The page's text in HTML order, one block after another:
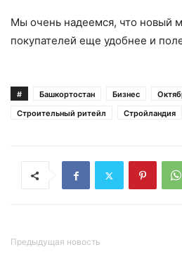
Мы очень надеемся, что новый
покупателей еще удобнее и
# Башкортостан Бизнес
Строительный ритейл
Стройландия
Предыдущая новость